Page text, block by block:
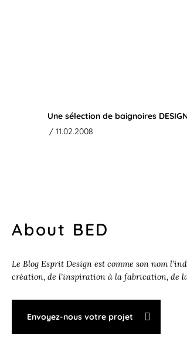
Une sélection de baignoires
/ 11.02.2008
About BED
Le Blog Esprit Design est comme son nom
création, de l’inspiration à la fabrication, de
Envoyez-nous votre projet